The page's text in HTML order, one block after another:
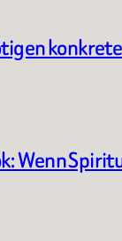
Wenn